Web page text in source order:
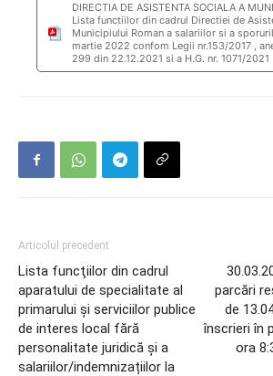
DIRECTIA DE ASISTENTA SOCIALA A
Lista functiilor din cadrul Directiei de
Municipiului Roman a salariilor si a
martie 2022 confom Legii nr.153/2017 ,
299 din 22.12.2021 si a H.G. nr. 1071/2021
Articolul precedent
Lista funcţiilor din cadrul
aparatului de specialitate al
primarului şi serviciilor publice
de interes local fără
personalitate juridică şi a
salariilor/indemnizațiilor la
parcări
de
înscrieri în
ora